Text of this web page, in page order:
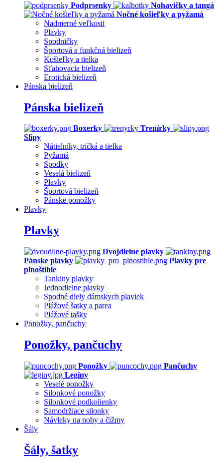
Podprsenky
Nohavičky a tangá
Nočné košieľky a pyžamá
Nadmerné veľkosti
Plavky
Spodničky
Športová a funkčná bielizeň
Košieľky a tielka
Sťahovacia bielizeň
Erotická bielizeň
Pánska bielizeň
Pánska bielizeň
Boxerky
Trenírky
Slipy
Nátielníky, tričká a tielka
Pyžamá
Spodky
Veselá bielizeň
Plavky
Športová bielizeň
Pánske ponožky
Plavky
Plavky
Dvojdielne plavky
Pánske plavky
Plavky pre
plnoštíhle
Tankiny plavky
Jednodielne plavky
Spodné diely dámskych plaviek
Plážové šatky a parea
Plážové tašky
Ponožky, pančuchy
Ponožky, pančuchy
Ponožky
Pančuchy
Legíny
Veselé ponožky
Silonkové ponožky
Silonkové podkolienky
Samodržiace silonky
Návleky na nohy a čižmy
Šály
Šály, šatky